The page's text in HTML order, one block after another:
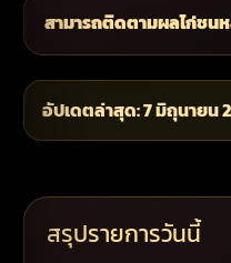
สามารถติดตามผลไก่ชน
อัปเดตล่าสุด: 7 มิถุนายน
สรุปรายการวันนี้